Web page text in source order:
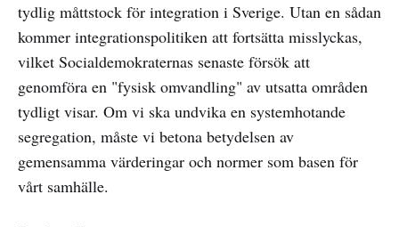
tydlig måttstock för integration i Sverige. Utan en sådan
kommer integrationspolitiken att fortsätta misslyckas,
vilket Socialdemokraternas senaste försök att
genomföra en "fysisk omvandling" av utsatta områden
tydligt visar. Om vi ska undvika en systemhotande
segregation, måste vi betona betydelsen av
gemensamma värderingar och normer som basen för
vårt samhälle.